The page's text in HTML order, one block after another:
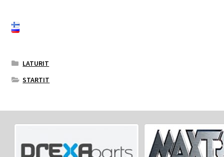
LATURIT
STARTIT